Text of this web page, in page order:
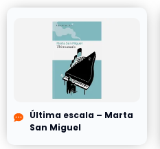
Última escala – Marta
San Miguel